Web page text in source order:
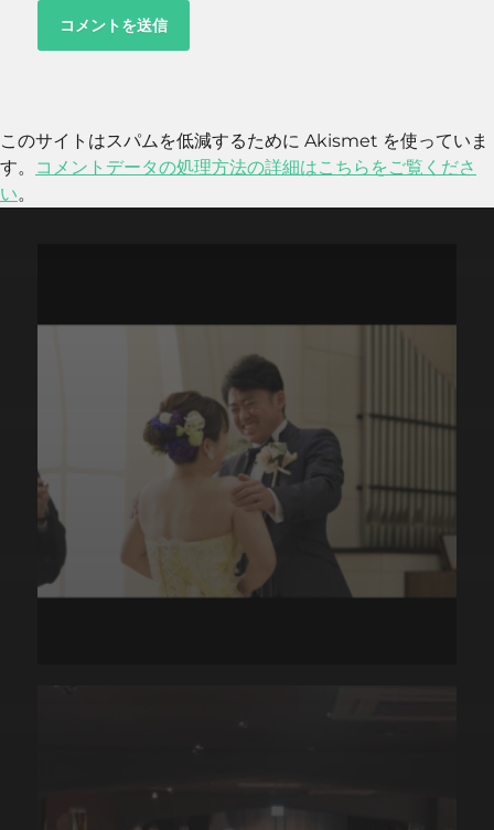
このサイトはスパムを低減するために Akismet を使っていま
す。
コメントデータの処理方法の詳細はこちらをご覧くださ
い。